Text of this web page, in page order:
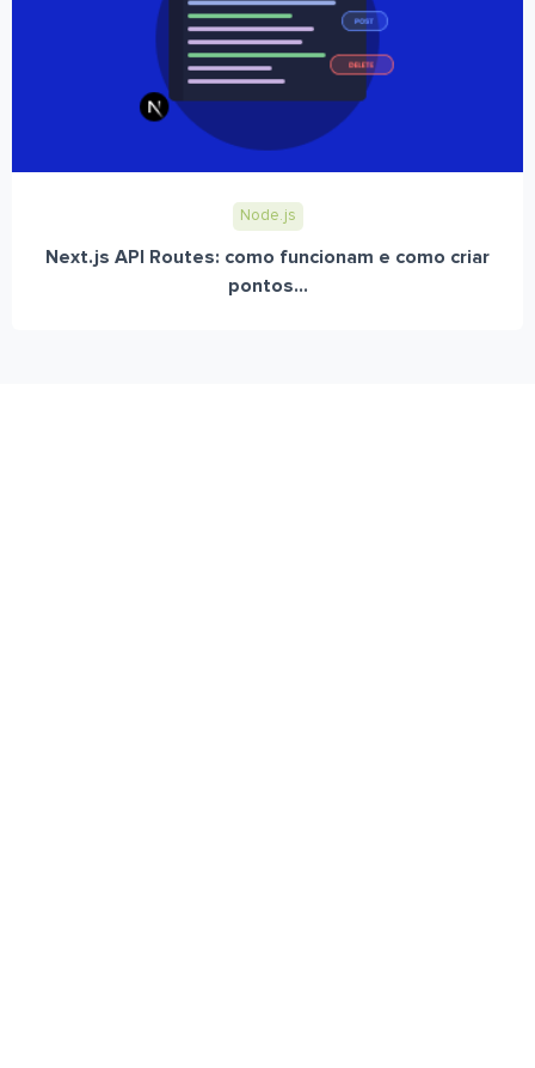
Node.js
Next.js API Routes: como funcionam e como criar
pontos...